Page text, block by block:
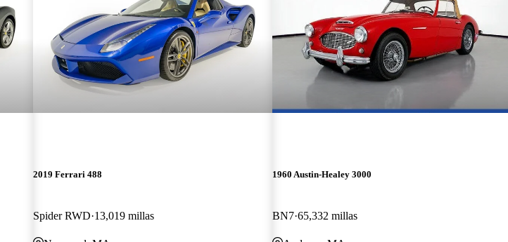
2019 Ferrari 488
Spider RWD 13,019 millas
1960 Austin-Healey 3000
BN7 65,332 millas